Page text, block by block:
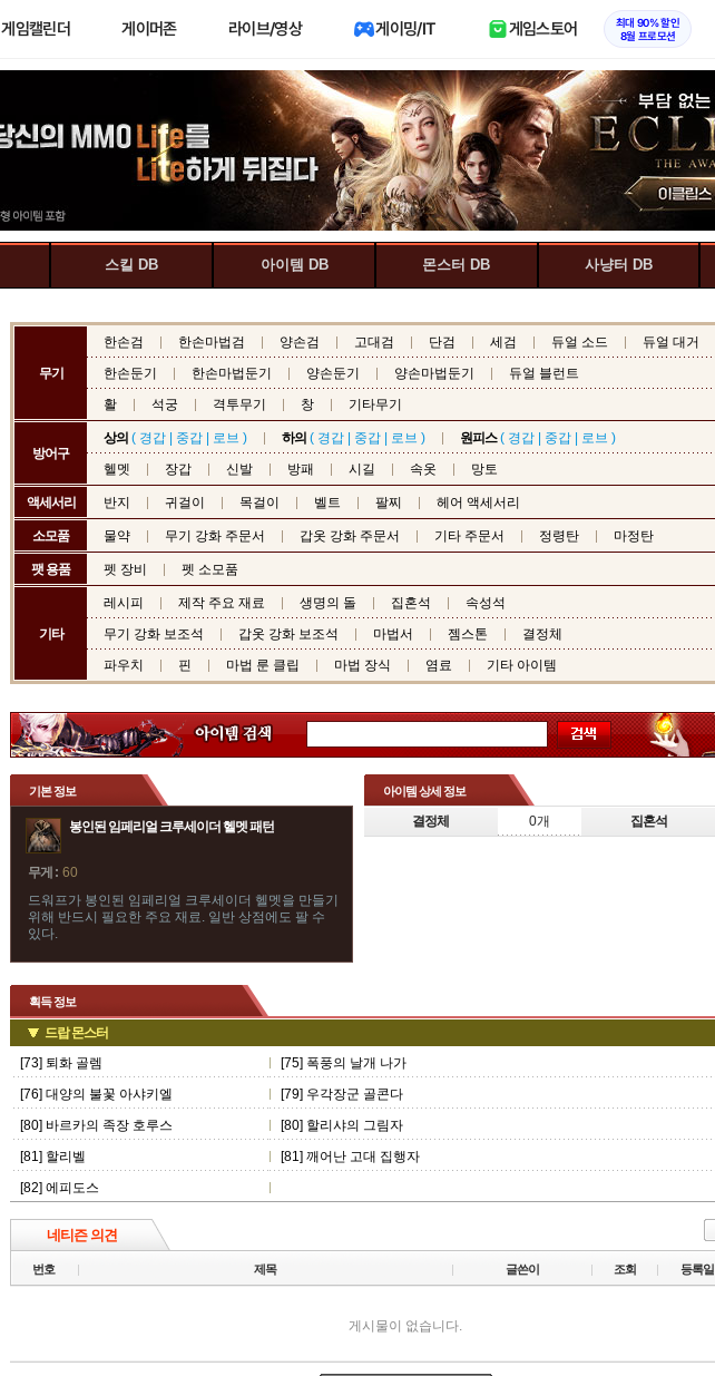
게임캘린더 게이머존 라이브/영상 게이밍/IT 게임스토어
최대 90% 할인
8월 프로모션
스킬 DB 아이템 DB 몬스터 DB 사냥터 DB
무기
한손검 한손마법검 양손검 고대검 단검 세검 듀얼 소드
듀얼 대거
한손둔기
한손마법둔기 양손둔기 양손마법둔기
듀얼 블런트
활
석궁 격투무기 창 기타무기
방어구
상의 ( 경갑 중갑 로브 ) 하의 ( 경갑 중갑 로브 ) 원피스( 경갑 중갑 로브 )
헬멧
장갑 신발 방패 시길 속옷 망토
액세서리 반지 귀걸이 목걸이 벨트 팔찌 헤어 액세서리
소모품 물약 무기 강화 주문서 갑옷 강화 주문서 기타 주문서 정령탄 마정탄
팻 용품 펫 장비 펫 소모품
기타
레시피 제작 주요 재료 생명의 돌 집혼석
속성석
무기 강화 보조석
갑옷 강화 보조석 마법서 젬스톤
결정체
파우치
핀 마법 룬 클립 마법 장식 염료 기타 아이템
기본 정보
봉인된 임페리얼 크루세이더 헬멧 패턴
무게 : 60
드워프가 봉인된 임페리얼 크루세이더 헬멧을 만들기
위해 반드시 필요한 주요 재료. 일반 상점에도 팔 수
있다.
아이템 상세 정보
결정체 0개 집혼석
획득 정보
드랍 몬스터
[73] 퇴화 골렘
[75] 폭풍의 날개 나가
[76] 대양의 불꽃 아샤키엘
[79] 우각장군 골콘다
[80] 바르카의 족장 호루스
[80] 할리샤의 그림자
[81] 할리벨
[81] 깨어난 고대 집행자
[82] 에피도스
네티즌 의견
번호 제목 글쓴이 조회 등록일
게시물이 없습니다.